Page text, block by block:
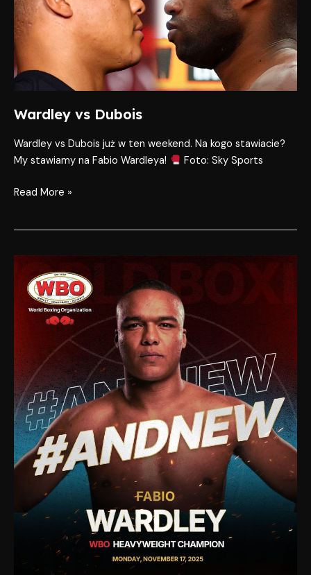
Wardley vs Dubois
Wardley vs Dubois już w ten weekend. Na kogo stawiacie?
My stawiamy na Fabio Wardleya!
Foto: Sky Sports
Read More »
WARDLEY
PEŁNOPRAWNYM
MISTRZEM
WBO